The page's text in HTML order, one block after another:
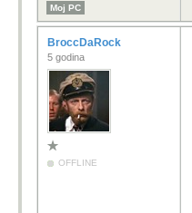
Moj PC
BroccDaRock
5 godina
OFFLINE